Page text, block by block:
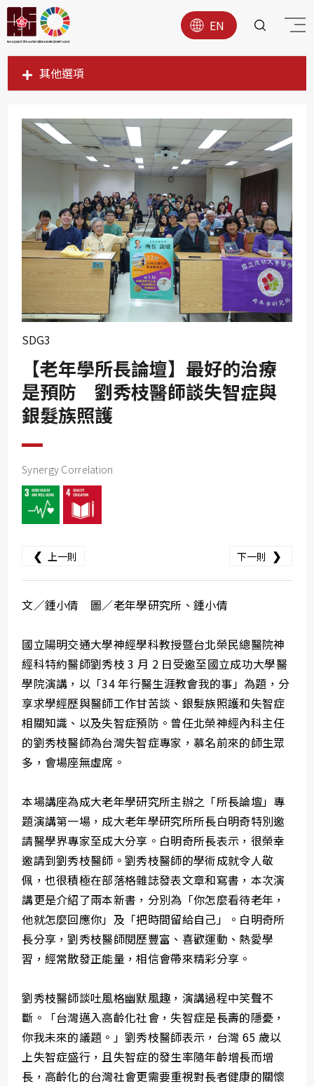
EN
其他選項
SDG1
SDG3
SDG4
SDG5
SDG6
SDG7
SDG8
SDG9
SDG12
SDG13
SDG3
【老年學所長論壇】最好的治療
是預防 劉秀枝醫師談失智症與
銀髮族照護
Synergy Correlation
❮ 上一則 下一則 ❯
文／鍾小倩 圖／老年學研究所、鍾小倩
國立陽明交通大學神經學科教授暨台北榮民總醫院神
經科特約醫師劉秀枝 3 月 2 日受邀至國立成功大學醫
學院演講，以「34 年行醫生涯教會我的事」為題，分
享求學經歷與醫師工作甘苦談、銀髮族照護和失智症
相關知識、以及失智症預防。曾任北榮神經內科主任
的劉秀枝醫師為台灣失智症專家，慕名前來的師生眾
多，會場座無虛席。
本場講座為成大老年學研究所主辦之「所長論壇」專
題演講第一場，成大老年學研究所所長白明奇特別邀
請醫學界專家至成大分享。白明奇所長表示，很榮幸
邀請到劉秀枝醫師。劉秀枝醫師的學術成就令人敬
佩，也很積極在部落格雜誌發表文章和寫書，本次演
講更是介紹了兩本新書，分別為「你怎麼看待老年，
他就怎麼回應你」及「把時間留給自己」。白明奇所
長分享，劉秀枝醫師閱歷豐富、喜歡運動、熱愛學
習，經常散發正能量，相信會帶來精彩分享。
劉秀枝醫師談吐風格幽默風趣，演講過程中笑聲不
斷。「台灣邁入高齡化社會，失智症是長壽的隱憂，
你我未來的議題。」劉秀枝醫師表示，台灣 65 歲以
上失智症盛行，且失智症的發生率隨年齡增長而增
長，高齡化的台灣社會更需要重視對長者健康的關懷